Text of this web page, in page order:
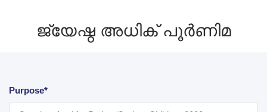
ജ്യേഷ്ഠ അധിക് പൂർണിമ
Purpose*